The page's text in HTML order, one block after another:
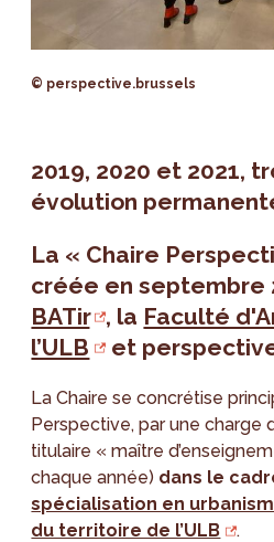
© perspective.brussels
2019, 2020 et 2021,
évolution
La « Chaire
créée en septembre
BATir
, la Faculté
l’ULB
et
La Chaire se concrétise
Perspective, par une charge
titulaire « maître
chaque année) dans le
spécialisation en
du territoire de l’ULB
.